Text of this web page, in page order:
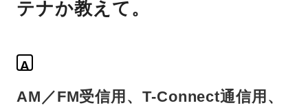
テナか教えて。
A
AM／FM受信用、T-Connect通信用、